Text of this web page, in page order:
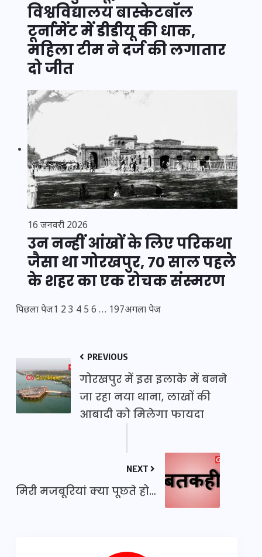
विश्वविद्यालय बास्केटबॉल
टूर्नामेंट में डीडीयू की धाक,
महिला टीम ने दर्ज की लगातार
दो जीत
16 जनवरी 2026
उन नन्हीं आंखों के लिए परिकथा
जैसा था गोरखपुर, 70 साल पहले
के शहर का एक रोचक संस्मरण
पिछला पेज1 23 4 5 6 … 197अगला पेज
PREVIOUS
गोरखपुर में इस इलाके में बनने
जा रहा नया थाना, लाखों की
आबादी को मिलेगा फायदा
NEXT
मिरी मजबूरियां क्या पूछते हो…